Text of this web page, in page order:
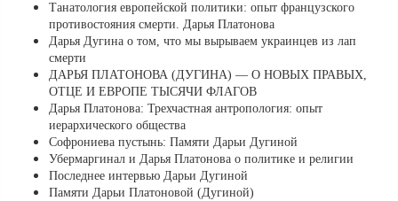
Танатология европейской политики: опыт французского
противостояния смерти. Дарья Платонова
Дарья Дугина о том, что мы вырываем украинцев из лап
смерти
ДАРЬЯ ПЛАТОНОВА (ДУГИНА) — О НОВЫХ ПРАВЫХ,
ОТЦЕ И ЕВРОПЕ ТЫСЯЧИ ФЛАГОВ
Дарья Платонова: Трехчастная антропология: опыт
иерархического общества
Софрониева пустынь: Памяти Дарьи Дугиной
Убермаргинал и Дарья Платонова о политике и религии
Последнее интервью Дарьи Дугиной
Памяти Дарьи Платоновой (Дугиной)